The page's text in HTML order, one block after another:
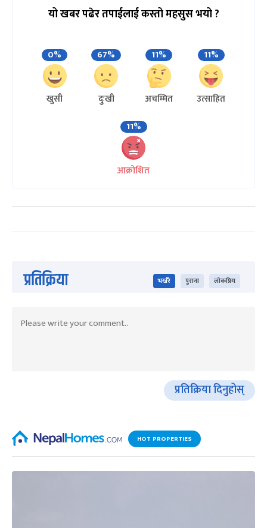
यो खबर पढेर तपाईलाई कस्तो महसुस भयो ?
0%
खुसी
67%
दुःखी
11%
अचम्मित
11%
उत्साहित
11%
आक्रोशित
प्रतिक्रिया भर्खरै पुराना लोकप्रिय
प्रतिक्रिया दिनुहोस्
HOT PROPERTIES